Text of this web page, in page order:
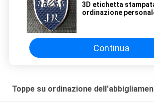
3D etichetta
ordinazione
Continua
Toppe su ordinazione